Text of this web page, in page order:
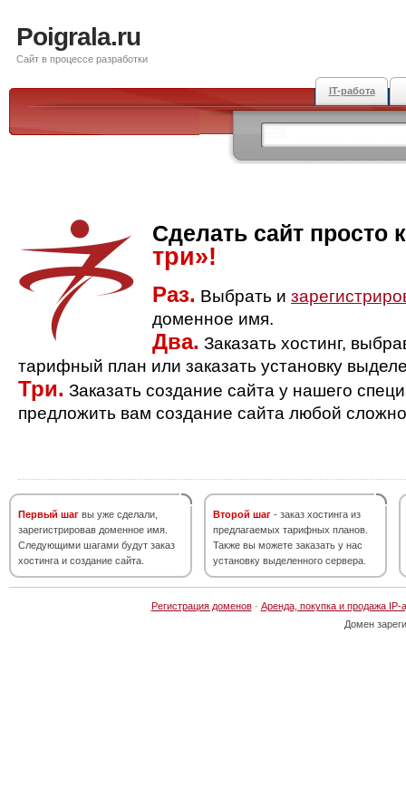
Poigrala.ru
Сайт в процессе разработки
IT-работа
Сделать сайт просто
три»!
Раз. Выбрать и
доменное имя.
Два. Заказать хостинг,
тарифный план или заказать установку
Три. Заказать создание сайта у нашего
предложить вам создание сайта любой
Первый шаг вы уже сделали,
зарегистрировав доменное имя.
Следующими шагами будут заказ
хостинга и создание сайта.
Второй шаг - заказ хостинга из
предлагаемых тарифных планов.
Также вы можете заказать у нас
установку выделенного сервера.
Регистрация доменов· Аренда, покупка и продажа IP-
Домен